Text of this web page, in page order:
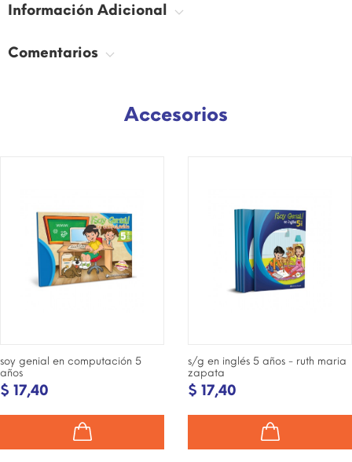
Información Adicional
Comentarios
Accesorios
soy genial en computación 5
años
$ 17,40
s/g en inglés 5 años - ruth maria
zapata
$ 17,40